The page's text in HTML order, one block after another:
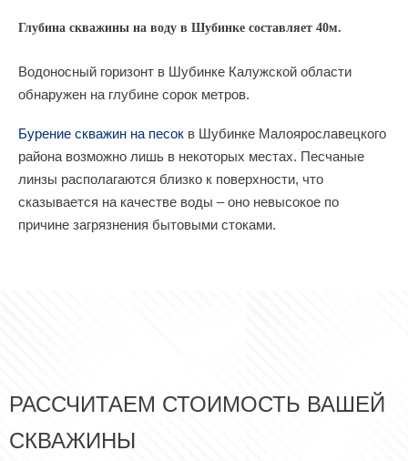
Глубина скважины на воду в Шубинке составляет 40м.
Водоносный горизонт в Шубинке Калужской области
обнаружен на глубине сорок метров.
Бурение скважин на песок в Шубинке Малоярославецкого
района возможно лишь в некоторых местах. Песчаные
линзы располагаются близко к поверхности, что
сказывается на качестве воды – оно невысокое по
причине загрязнения бытовыми стоками.
РАССЧИТАЕМ СТОИМОСТЬ ВАШЕЙ
СКВАЖИНЫ